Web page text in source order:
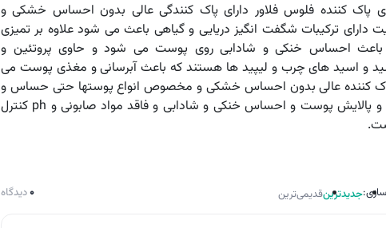
پاک کننده فلوس فلاور دارای پاک کنندگی عالی بدون احساس خشکی و
دارای ترکیبات شگفت انگیز دریایی و گیاهی باعث می شود علاوه بر تمیزی
احساس خنکی و شادابی روی پوست می شود و حاوی پروتئین و
و اسید های چرب و لیپید ها هستند که باعث آبرسانی و مغذی پوست می
کننده عالی بدون احساس خشکی و مخصوص انواع پوستها حتی حساس و
ابرسانی و پالایش پوست و احساس خنکی و شادابی و فاقد مواد صابونی و ph کنترل
جدیدترینقدیمی‌ترین 0دیدگاه